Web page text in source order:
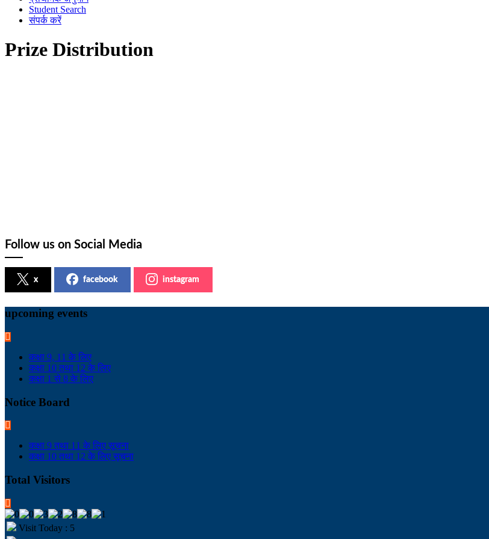
Student Search
संपर्क करें
Prize Distribution
Follow us on Social Media
x facebook instagram
upcoming events
कक्षा 9, 11 के लिए
कक्षा 10 तथा 12 के लिए
कक्षा 1 से 8 के लिए
Notice Board
कक्षा 9 तथा 11 के लिए सूचना
कक्षा 10 तथा 12 के लिए सूचना
Total Visitors
Visit Today : 5